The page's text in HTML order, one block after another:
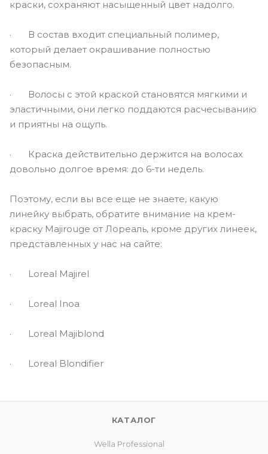
краски, сохраняют насыщенный цвет надолго.
· В состав входит специальный полимер,
который делает окрашивание полностью
безопасным.
· Волосы с этой краской становятся мягкими и
эластичными, они легко поддаются расчесыванию
и приятны на ощупь.
· Краска действительно держится на волосах
довольно долгое время: до 6-ти недель.
Поэтому, если вы все еще не знаете, какую
линейку выбрать, обратите внимание на крем-
краску Majirouge от Лореаль, кроме других линеек,
представленных у нас на сайте:
· Loreal Majirel
· Loreal Inoa
· Loreal Majiblond
· Loreal Blondifier
КАТАЛОГ
Wella Professional